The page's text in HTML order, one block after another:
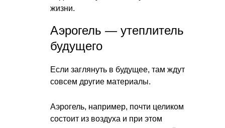
жизни.
Аэрогель — утеплитель
будущего
Если заглянуть в будущее, там ждут
совсем другие материалы.
Аэрогель, например, почти целиком
состоит из воздуха и при этом